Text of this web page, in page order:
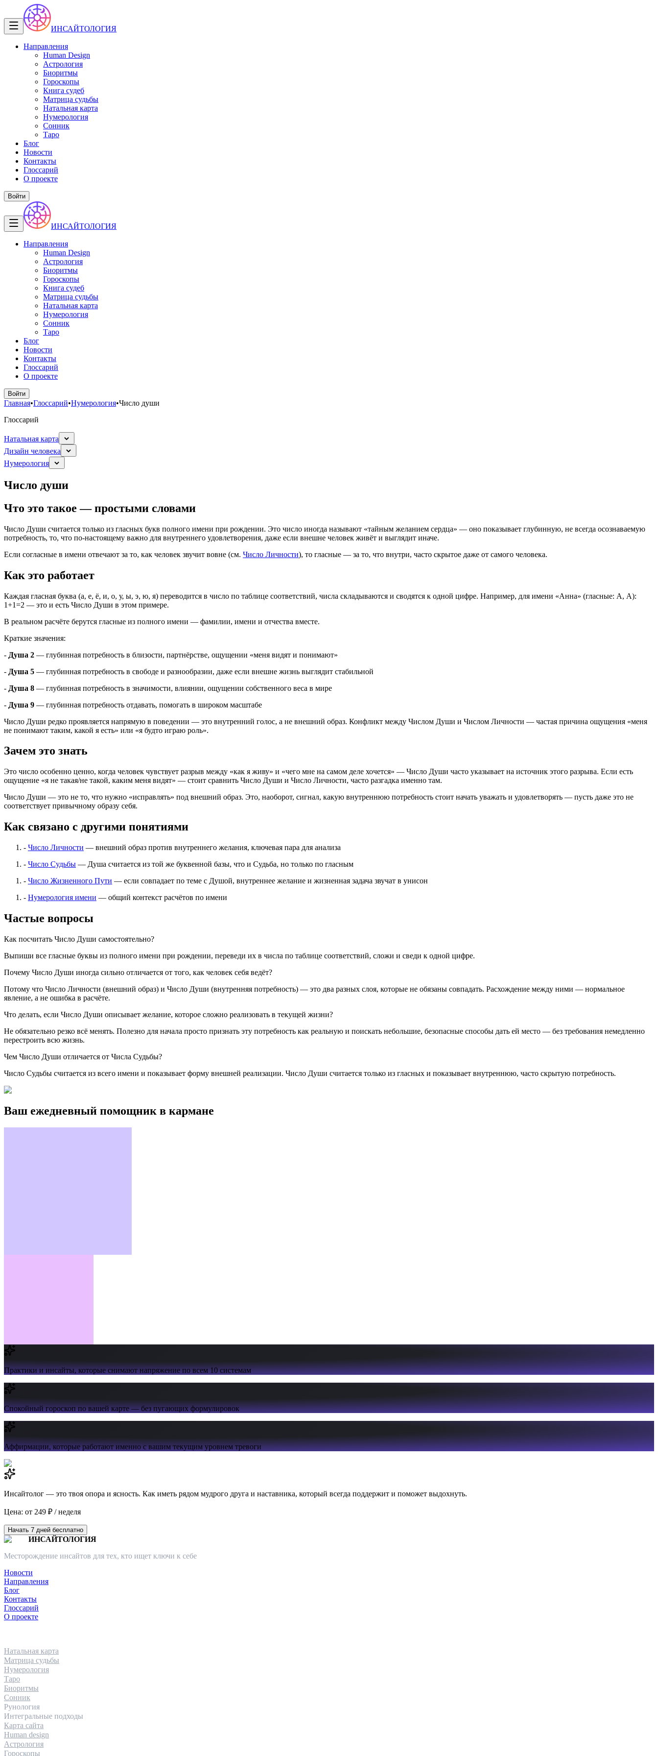
ИНСАЙТОЛОГИЯ
Направления
Human Design
Астрология
Биоритмы
Гороскопы
Книга судеб
Матрица судьбы
Натальная карта
Нумерология
Сонник
Таро
Блог
Новости
Контакты
Глоссарий
О проекте
Войти
ИНСАЙТОЛОГИЯ
Направления
Human Design
Астрология
Биоритмы
Гороскопы
Книга судеб
Матрица судьбы
Натальная карта
Нумерология
Сонник
Таро
Блог
Новости
Контакты
Глоссарий
О проекте
Войти
Главная•Глоссарий•Нумерология•Число души
Глоссарий
Натальная карта
Дизайн человека
Нумерология
Число души
Что это такое — простыми словами
Число Души считается только из гласных букв полного имени при рождении. Это число иногда называют «тайным желанием сердца» — оно показывает глубинную, не всегда осознаваемую
потребность, то, что по-настоящему важно для внутреннего удовлетворения, даже если внешне человек живёт и выглядит иначе.
Если согласные в имени отвечают за то, как человек звучит вовне (см. Число Личности), то гласные — за то, что внутри, часто скрытое даже от самого человека.
Как это работает
Каждая гласная буква (а, е, ё, и, о, у, ы, э, ю, я) переводится в число по таблице соответствий, числа складываются и сводятся к одной цифре. Например, для имени «Анна» (гласные: А, А):
1+1=2 — это и есть Число Души в этом примере.
В реальном расчёте берутся гласные из полного имени — фамилии, имени и отчества вместе.
Краткие значения:
- Душа 2 — глубинная потребность в близости, партнёрстве, ощущении «меня видят и понимают»
- Душа 5 — глубинная потребность в свободе и разнообразии, даже если внешне жизнь выглядит стабильной
- Душа 8 — глубинная потребность в значимости, влиянии, ощущении собственного веса в мире
- Душа 9 — глубинная потребность отдавать, помогать в широком масштабе
Число Души редко проявляется напрямую в поведении — это внутренний голос, а не внешний образ. Конфликт между Числом Души и Числом Личности — частая причина ощущения «меня
не понимают таким, какой я есть» или «я будто играю роль».
Зачем это знать
Это число особенно ценно, когда человек чувствует разрыв между «как я живу» и «чего мне на самом деле хочется» — Число Души часто указывает на источник этого разрыва. Если есть
ощущение «я не такая/не такой, каким меня видят» — стоит сравнить Число Души и Число Личности, часто разгадка именно там.
Число Души — это не то, что нужно «исправлять» под внешний образ. Это, наоборот, сигнал, какую внутреннюю потребность стоит начать уважать и удовлетворять — пусть даже это не
соответствует привычному образу себя.
Как связано с другими понятиями
- Число Личности — внешний образ против внутреннего желания, ключевая пара для анализа
- Число Судьбы — Душа считается из той же буквенной базы, что и Судьба, но только по гласным
- Число Жизненного Пути — если совпадает по теме с Душой, внутреннее желание и жизненная задача звучат в унисон
- Нумерология имени — общий контекст расчётов по имени
Частые вопросы
Как посчитать Число Души самостоятельно?
Выпиши все гласные буквы из полного имени при рождении, переведи их в числа по таблице соответствий, сложи и сведи к одной цифре.
Почему Число Души иногда сильно отличается от того, как человек себя ведёт?
Потому что Число Личности (внешний образ) и Число Души (внутренняя потребность) — это два разных слоя, которые не обязаны совпадать. Расхождение между ними — нормальное
явление, а не ошибка в расчёте.
Что делать, если Число Души описывает желание, которое сложно реализовать в текущей жизни?
Не обязательно резко всё менять. Полезно для начала просто признать эту потребность как реальную и поискать небольшие, безопасные способы дать ей место — без требования немедленно
перестроить всю жизнь.
Чем Число Души отличается от Числа Судьбы?
Число Судьбы считается из всего имени и показывает форму внешней реализации. Число Души считается только из гласных и показывает внутреннюю, часто скрытую потребность.
Ваш ежедневный помощник в кармане
Практики и инсайты,которые снимают напряжение по всем 10 системам
Спокойный гороскоппо вашей карте — без пугающих формулировок
Аффирмации,которые работают именно с вашим текущим уровнем тревоги
Инсайтолог — это твоя опора и ясность. Как иметь рядом мудрого друга и наставника, который всегда поддержит и поможет выдохнуть.
Цена: от 249 ₽ / неделя
Начать 7 дней бесплатно
ИНСАЙТОЛОГИЯ
Месторождение инсайтов для тех, кто ищет ключи к себе
Новости
Направления
Блог
Контакты
Глоссарий
О проекте
Натальная карта
Матрица судьбы
Нумерология
Таро
Биоритмы
Сонник
Рунология
Интегральные подходы
Карта сайта
Human design
Астрология
Гороскопы